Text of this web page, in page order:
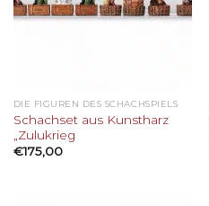
DIE FIGUREN DES SCHACHSPIELS
Schachset aus Kunstharz
„Zulukrieg
€175,00